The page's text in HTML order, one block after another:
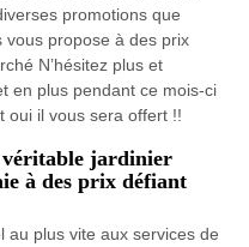
promotions que
vous propose à des prix
N’hésitez plus et
en plus pendant ce mois-ci
oui il vous sera offert !!
véritable jardinier
à des prix défiant
au plus vite aux services de